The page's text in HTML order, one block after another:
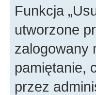
Funkcja
utworzone
zalogowany
pamiętanie,
przez